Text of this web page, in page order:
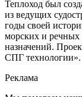
Теплоход был
из ведущих
годы своей
морских и речных
назначений.
СПГ технологии».
Реклама